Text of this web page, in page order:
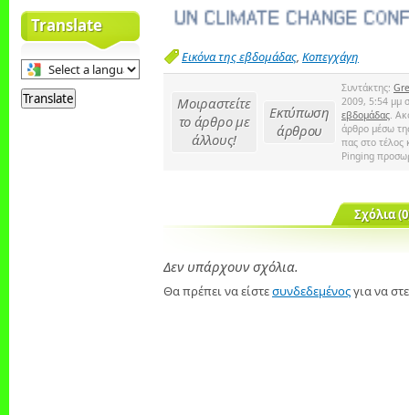
Εικόνα της εβδομάδας, Κοπεγχάγη
Μοιραστείτε
το άρθρο με
άλλους!
Εκτύπωση
άρθρου
Συντάκτης:
2009, 5:54 μμ
εβδομάδας.
άρθρο μέσω
πας στο τέλος
Pinging
Σχόλια
Δεν υπάρχουν σχόλια.
Θα πρέπει να είστεσυνδεδεμένοςγια να
Translate
Select
a
language
Translate